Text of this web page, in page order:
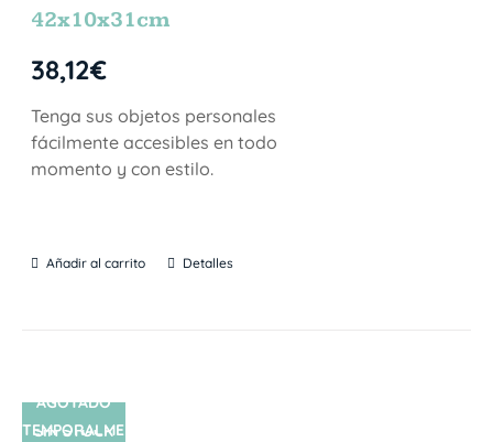
42x10x31cm
38,12€
Tenga sus objetos personales
fácilmente accesibles en todo
momento y con estilo.
Añadir al carrito Detalles
SIN STOCK
AGOTADO
TEMPORALME